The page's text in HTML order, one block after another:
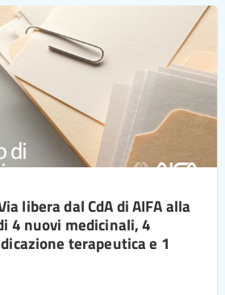
libera dal CdA di AIFA alla
4 nuovi medicinali, 4
terapeutica e 1